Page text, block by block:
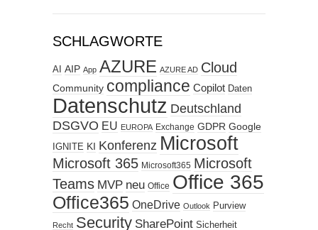
SCHLAGWORTE
AI AIP App AZURE AZURE AD Cloud
Community compliance Copilot Daten
Datenschutz Deutschland
DSGVO EU EUROPA Exchange GDPR Google
IGNITE KI Konferenz Microsoft
Microsoft 365 Microsoft365 Microsoft
Teams MVP neu Office Office 365
Office365 OneDrive Outlook Purview
Recht Security SharePoint Sicherheit